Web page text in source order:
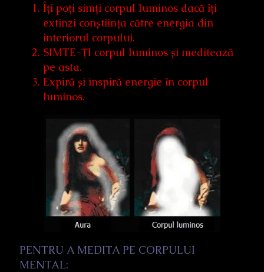
Îți poți simți corpul luminos dacă îți
extinzi conștiința către energia din
interiorul corpului.
SIMTE-ŢI corpul luminos și meditează
pe asta.
Expiră și inspiră energie în corpul
luminos.
PENTRU A MEDITA PE CORPULUI
MENTAL: